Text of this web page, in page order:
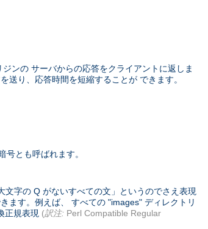
ンの サーバからの応答をクライアントに返しま
り、応答時間を短縮することが できます。
とも呼ばれます。
字の Q がないすべての文」というのでさえ表現
ます。例えば、 すべての "images" ディレクトリ
正規表現 (訳注: Perl Compatible Regular